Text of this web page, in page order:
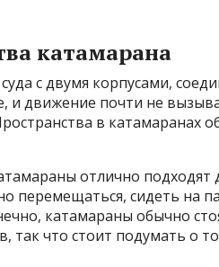
катамарана
с двумя корпусами,
и движение почти не
в катамаранах
отлично подходят
перемещаться, сидеть на
катамараны обычно
так что стоит подумать о